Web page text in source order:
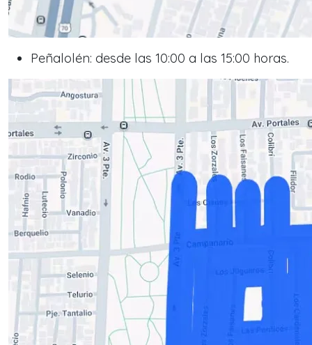
Peñalolén: desde las 10:00 a las 15:00 horas.